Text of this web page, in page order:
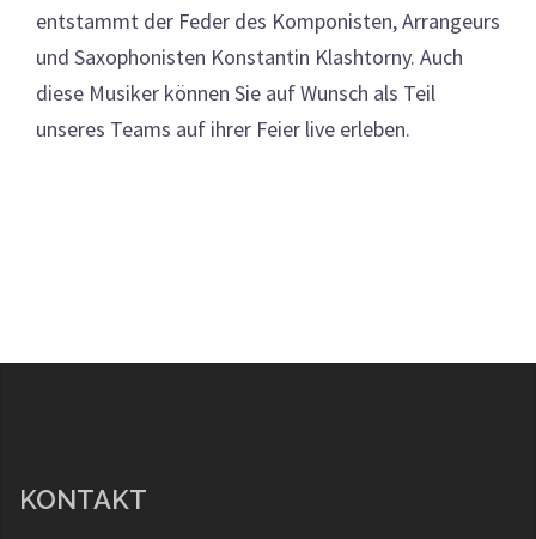
entstammt der Feder des Komponisten, Arrangeurs
und Saxophonisten Konstantin Klashtorny. Auch
diese Musiker können Sie auf Wunsch als Teil
unseres Teams auf ihrer Feier live erleben.
KONTAKT